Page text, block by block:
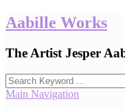
Skip
to
Aabille Works
The Artist Jesper
Main Navigation